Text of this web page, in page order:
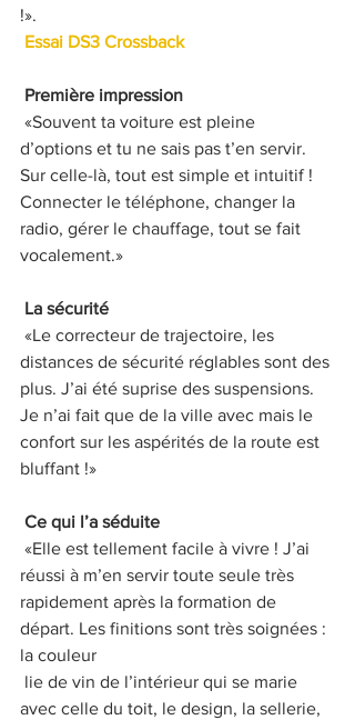
!».
Essai DS3 Crossback
Première impression
d’options et tu ne sais pas t’en servir.
Sur celle-là, tout est simple et intuitif !
Connecter le téléphone, changer la
radio, gérer le chauffage, tout se fait
vocalement.»
La sécurité
distances de sécurité réglables sont des
plus. J’ai été suprise des suspensions.
Je n’ai fait que de la ville avec mais le
confort sur les aspérités de la route est
bluffant !»
Ce qui l’a séduite
réussi à m’en servir toute seule très
rapidement après la formation de
départ. Les finitions sont très soignées :
la couleur
avec celle du toit, le design, la sellerie,